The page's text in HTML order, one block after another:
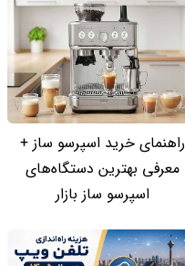
راهنمای خرید اسپرسو ساز +
معرفی بهترین دستگاه‌های
اسپرسو ساز بازار